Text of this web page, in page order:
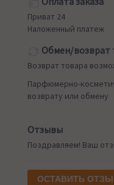
Приват 24
Наложенный платеж
Обмен/возврат
Возврат товара
Парфюмерно-
возврату или обмену
Отзывы
Поздравляем! Ваш
ОСТАВИТЬ